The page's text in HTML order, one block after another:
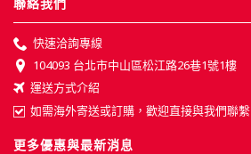
快速洽詢專線
104093 台北市中山區松江路26巷1號1樓
運送方式介紹
如需海外寄送或訂購，歡迎直接與我們聯繫
更多優惠與最新消息